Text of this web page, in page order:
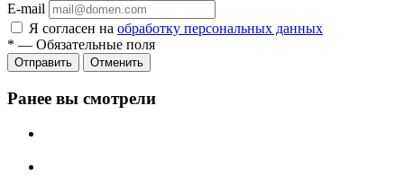
E-mail
Я согласен на обработку персональных данных
* — Обязательные поля
Отменить
Ранее вы смотрели